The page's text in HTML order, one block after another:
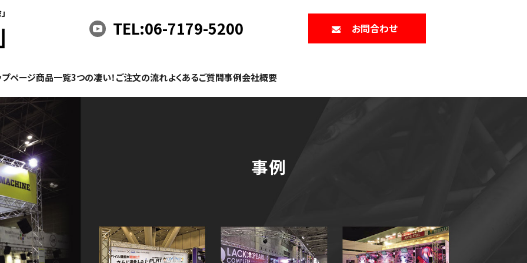
TEL:06-7179-5200 お問合わせ
プページ商品一覧3つの凄い！ご注文の流れよくあるご質問事例会社概要
事例